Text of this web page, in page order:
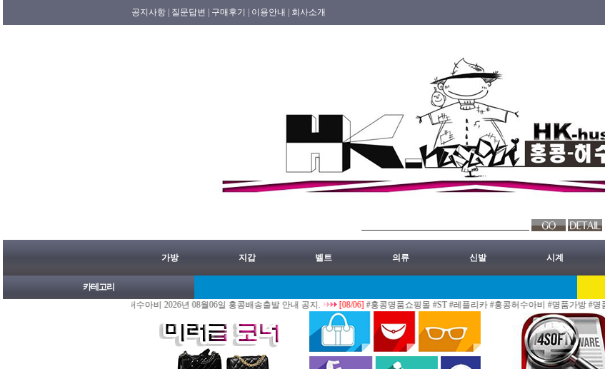
공지사항 | 질문답변 | 구매후기 | 이용안내 | 회사소개
가방 지갑 벨트 의류 신발 시계
카테고리
품쇼핑몰.레플리카.st.홍콩허수아비 2026년 08월06일 홍콩배송출발 안내 공지.
[08/06]#홍콩명품쇼핑몰 #ST #레플리카 #홍콩허수아비 #명품가방 #명품지